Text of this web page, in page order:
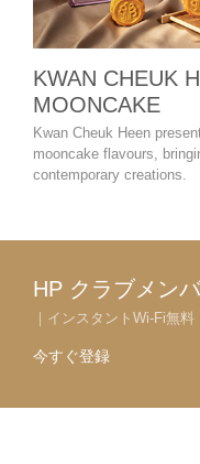
KWAN CHEUK
MOONCAKE
Kwan Cheuk Heen
mooncake flavours,
contemporary creations.
HP クラブメン
｜インスタントWi-Fi無
今すぐ登録